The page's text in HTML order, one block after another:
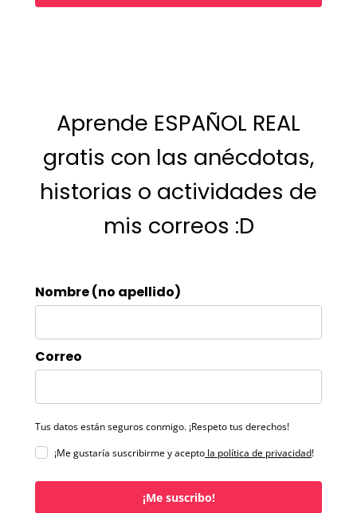
Aprende ESPAÑOL REAL
gratis con las anécdotas,
historias o actividades de
mis correos :D
Nombre (no apellido)
Correo
Tus datos están seguros conmigo. ¡Respeto tus derechos!
¡Me gustaría suscribirme y acepto la política de privacidad!
¡Me suscribo!